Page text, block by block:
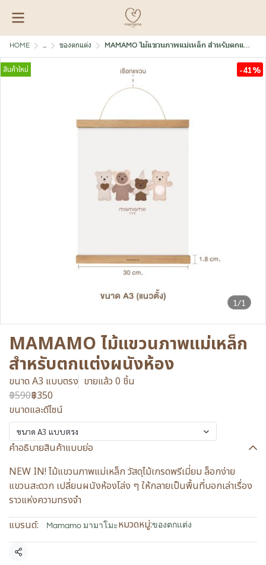
HOME ... ของตกแต่ง MAMAMO ไม้แขวนภาพแม่เหล็ก สำหรับตกแต่งผนังห้อง
1/1
สินค้าใหม่ -41%
MAMAMO ไม้แขวนภาพแม่เหล็ก
สำหรับตกแต่งผนังห้อง
ขนาด A3 แบบตรง ขายแล้ว 0 ชิ้น
฿590฿350
ขนาดและดีไซน์
ขนาด A3 แบบตรง
คำอธิบายสินค้าแบบย่อ
NEW IN! ไม้แขวนภาพแม่เหล็ก วัสดุไม้เกรดพรีเมี่ยม ล็อกง่าย
แขวนสะดวก เปลี่ยนผนังห้องโล่ง ๆ ให้กลายเป็นพื้นที่บอกเล่าเรื่อง
ราวแห่งความทรงจำ
แบรนด์:
Mamamo มามาโมะหมวดหมู่:ของตกแต่ง
แชร์